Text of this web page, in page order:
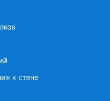
к стене